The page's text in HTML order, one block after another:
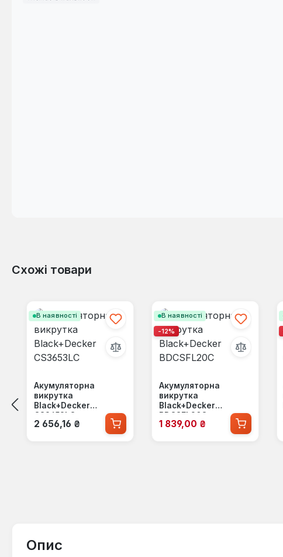
Схожі товари
В наявності
Акумуляторна
викрутка
Black+Decker
CS3653LC
Звичайна ціна:
2 656,16 ₴
В наявності
-12%
Акумуляторна
викрутка
Black+Decker
BDCSFL20C
Ціна продажу:
1 839,00 ₴
Опис